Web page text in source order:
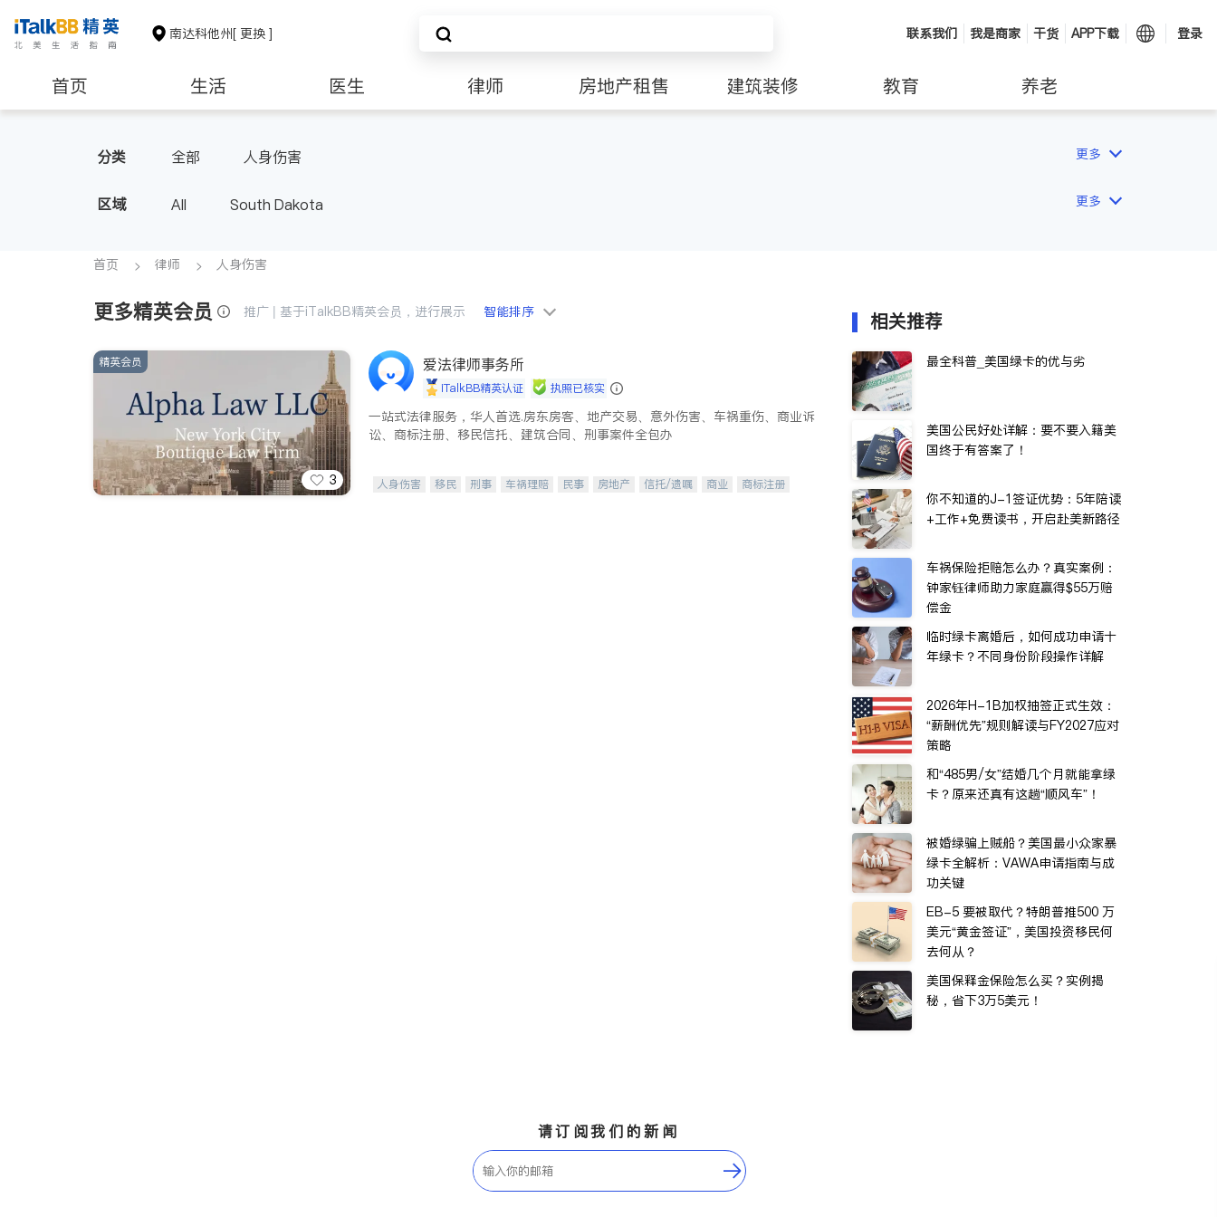
南达科他州[ 更换 ] 联系我们 我是商家 干货 APP下载 登录
首页 生活 医生 律师 房地产租售 建筑装修 教育 养老
分类 全部 人身伤害 更多
区域 All South Dakota 更多
首页 律师 人身伤害
更多精英会员 推广 | 基于iTalkBB精英会员，进行展示 智能排序
3
精英会员 爱法律师事务所
iTalkBB精英认证 执照已核实
一站式法律服务，华人首选.房东房客、地产交易、意外伤害、车祸重伤、商业诉
讼、商标注册、移民信托、建筑合同、刑事案件全包办
人身伤害 移民 刑事 车祸理赔 民事 房地产 信托/遗嘱 商业
商标注册
相关推荐
最全科普_美国绿卡的优与劣
美国公民好处详解：要不要入籍美
国终于有答案了！
你不知道的J-1签证优势：5年陪读
+工作+免费读书，开启赴美新路径
车祸保险拒赔怎么办？真实案例：
钟家钰律师助力家庭赢得$55万赔
偿金
临时绿卡离婚后，如何成功申请十
年绿卡？不同身份阶段操作详解
2026年H-1B加权抽签正式生效：
“薪酬优先”规则解读与FY2027应对
策略
和“485男/女”结婚几个月就能拿绿
卡？原来还真有这趟“顺风车”！
被婚绿骗上贼船？美国最小众家暴
绿卡全解析：VAWA申请指南与成
功关键
EB-5 要被取代？特朗普推500 万
美元“黄金签证”，美国投资移民何
去何从？
美国保释金保险怎么买？实例揭
秘，省下3万5美元！
请订阅我们的新闻